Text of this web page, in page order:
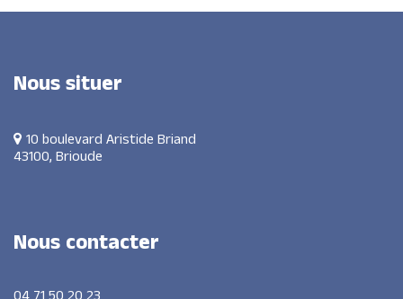
Noussituer
10 boulevard Aristide Briand
43100, Brioude
Nouscontacter